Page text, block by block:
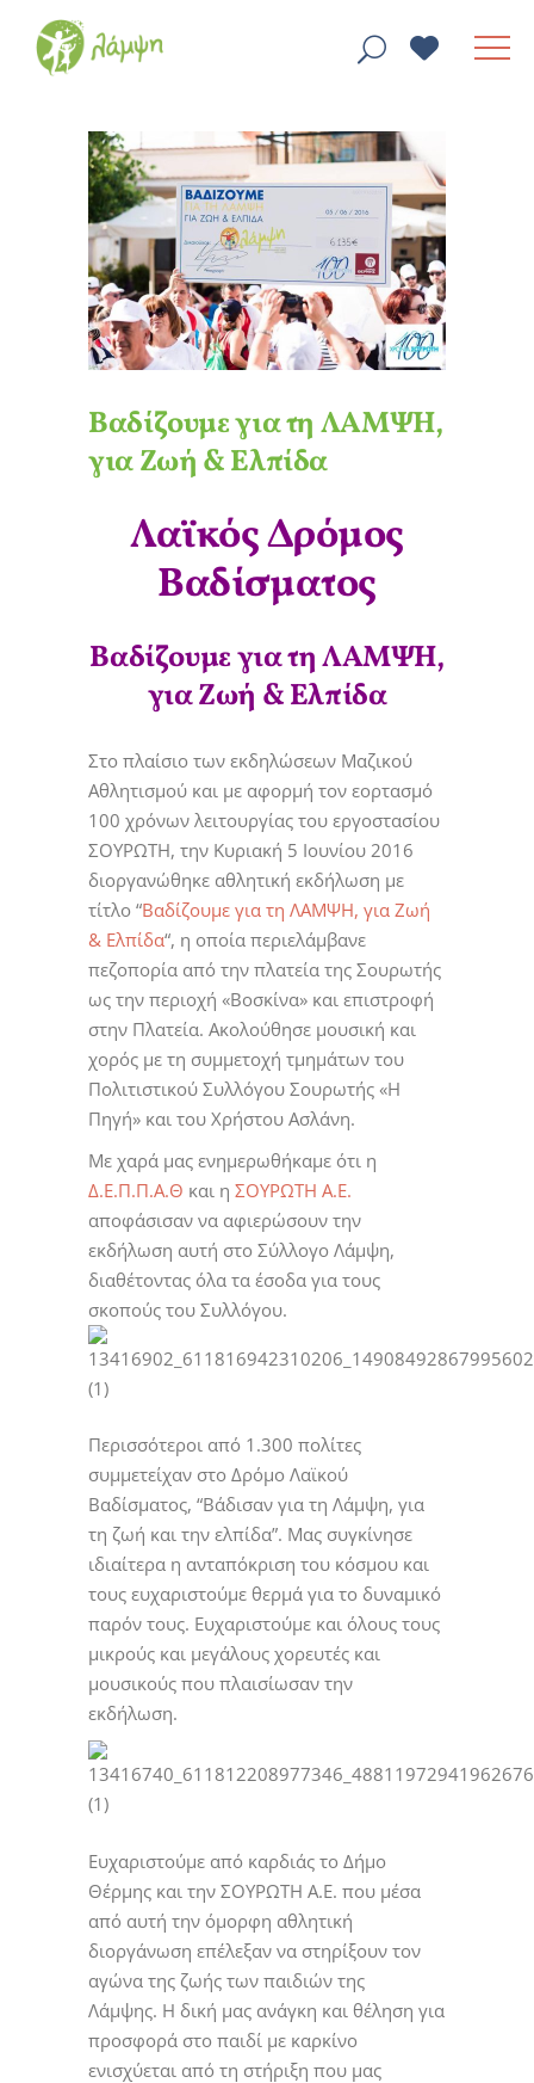
Βαδίζουμε για τη ΛΑΜΨΗ,
για Ζωή & Ελπίδα
Λαϊκός Δρόμος
Βαδίσματος
Βαδίζουμε για τη ΛΑΜΨΗ,
για Ζωή & Ελπίδα
Στο πλαίσιο των εκδηλώσεων Μαζικού
Αθλητισμού και με αφορμή τον εορτασμό
100 χρόνων λειτουργίας του εργοστασίου
ΣΟΥΡΩΤΗ, την Κυριακή 5 Ιουνίου 2016
διοργανώθηκε αθλητική εκδήλωση με
τίτλο “Βαδίζουμε για τη ΛΑΜΨΗ, για Ζωή
& Ελπίδα“, η οποία περιελάμβανε
πεζοπορία από την πλατεία της Σουρωτής
ως την περιοχή «Βοσκίνα» και επιστροφή
στην Πλατεία. Ακολούθησε μουσική και
χορός με τη συμμετοχή τμημάτων του
Πολιτιστικού Συλλόγου Σουρωτής «Η
Πηγή» και του Χρήστου Ασλάνη.
Με χαρά μας ενημερωθήκαμε ότι η
Δ.Ε.Π.Π.Α.Θ και η ΣΟΥΡΩΤΗ Α.Ε.
αποφάσισαν να αφιερώσουν την
εκδήλωση αυτή στο Σύλλογο Λάμψη,
διαθέτοντας όλα τα έσοδα για τους
σκοπούς του Συλλόγου.
Περισσότεροι από 1.300 πολίτες
συμμετείχαν στο Δρόμο Λαϊκού
Βαδίσματος, “Βάδισαν για τη Λάμψη, για
τη ζωή και την ελπίδα”. Μας συγκίνησε
ιδιαίτερα η ανταπόκριση του κόσμου και
τους ευχαριστούμε θερμά για το δυναμικό
παρόν τους. Ευχαριστούμε και όλους τους
μικρούς και μεγάλους χορευτές και
μουσικούς που πλαισίωσαν την
εκδήλωση.
Ευχαριστούμε από καρδιάς το Δήμο
Θέρμης και την ΣΟΥΡΩΤΗ Α.Ε. που μέσα
από αυτή την όμορφη αθλητική
διοργάνωση επέλεξαν να στηρίξουν τον
αγώνα της ζωής των παιδιών της
Λάμψης. Η δική μας ανάγκη και θέληση για
προσφορά στο παιδί με καρκίνο
ενισχύεται από τη στήριξη που μας